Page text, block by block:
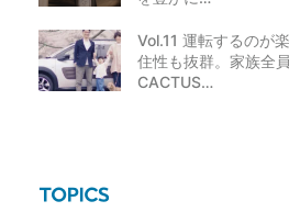
Vol.11 運転するのが
住性も抜群。家族全
CACTUS…